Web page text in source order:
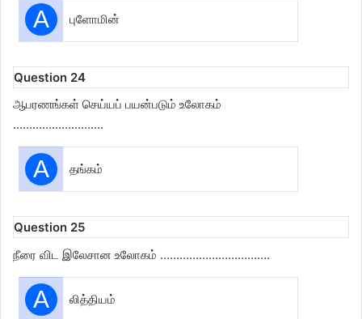
A புளோமின்
Question 24
ஆபரணங்கள் செய்யப் பயன்படும் உலோகம்
……………………….
A தங்கம்
Question 25
நீரை விட இலேசான உலோகம் …………………………….
A லித்தியம்